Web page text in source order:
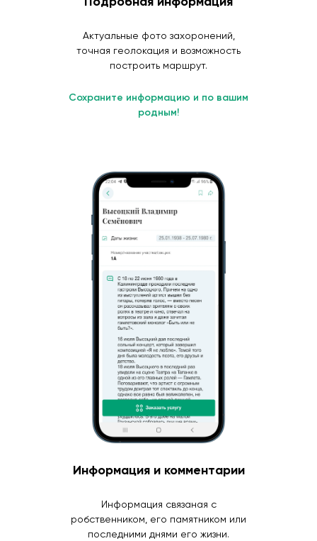
Актуальные фото захоронений,
точная геолокация и возможность
построить маршрут.
Сохраните информацию и по вашим
родным!
Информация и комментарии
Информация связаная с
робственником, его памятником или
последними днями его жизни.